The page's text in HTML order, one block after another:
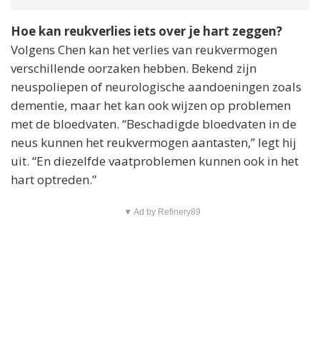
Hoe kan reukverlies iets over je hart zeggen?
Volgens Chen kan het verlies van reukvermogen
verschillende oorzaken hebben. Bekend zijn
neuspoliepen of neurologische aandoeningen zoals
dementie, maar het kan ook wijzen op problemen
met de bloedvaten. “Beschadigde bloedvaten in de
neus kunnen het reukvermogen aantasten,” legt hij
uit. “En diezelfde vaatproblemen kunnen ook in het
hart optreden.”
▼ Ad by Refinery89